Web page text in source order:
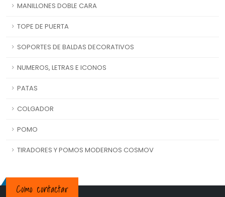
MANILLONES DOBLE CARA
TOPE DE PUERTA
SOPORTES DE BALDAS DECORATIVOS
NUMEROS, LETRAS E ICONOS
PATAS
COLGADOR
POMO
TIRADORES Y POMOS MODERNOS COSMOV
Como contactar